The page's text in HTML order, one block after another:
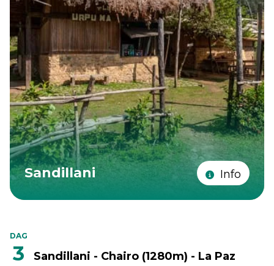
Sandillani Info
DAG
3
Sandillani - Chairo (1280m) - La Paz